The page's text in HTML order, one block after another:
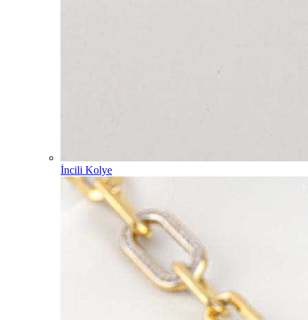
İncili Kolye